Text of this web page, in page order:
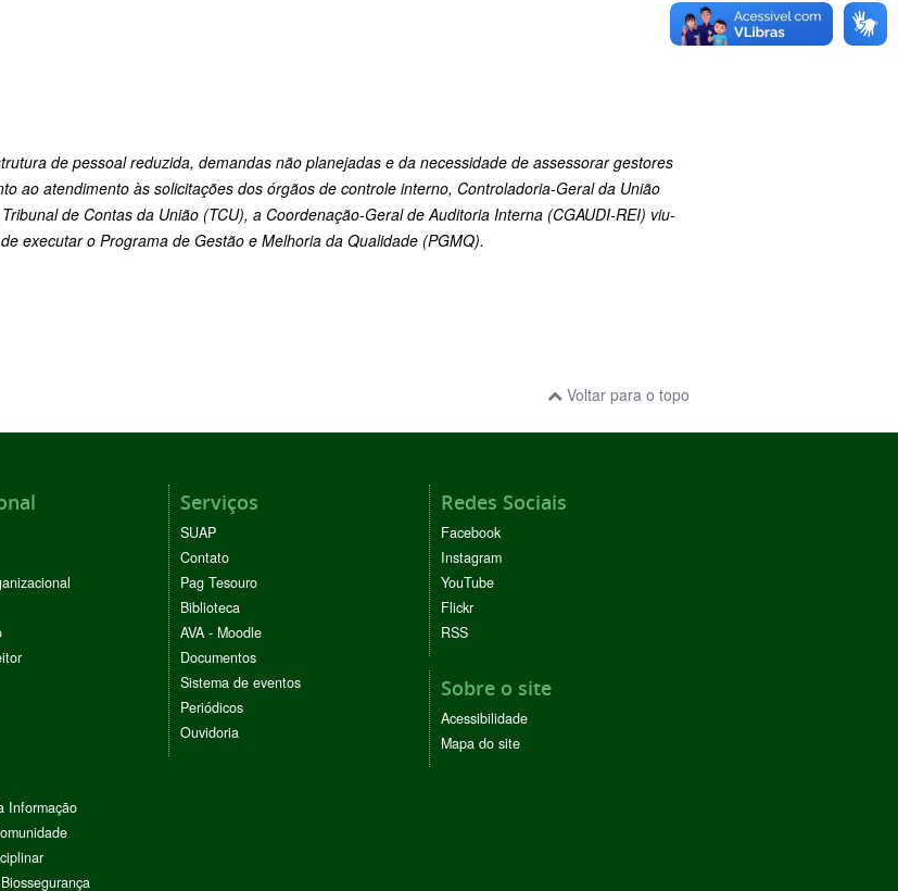
de pessoal reduzida, demandas não planejadas e da necessidade de assessorar gestores
ao atendimento às solicitações dos órgãos de controle interno, Controladoria-Geral da União
de Contas da União (TCU), a Coordenação-Geral de Auditoria Interna (CGAUDI-REI) viu-
executar o Programa de Gestão e Melhoria da Qualidade (PGMQ).
Voltar para o topo
Informação
Serviços
SUAP
Contato
Pag Tesouro
Biblioteca
AVA - Moodle
Documentos
Sistema de eventos
Periódicos
Ouvidoria
Redes Sociais
Facebook
Instagram
YouTube
Flickr
RSS
Sobre o site
Acessibilidade
Mapa do site